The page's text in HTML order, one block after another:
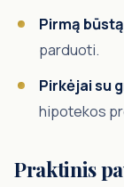
Pirmą
parduoti.
Pirkėjai su
hipotekos
Praktinis